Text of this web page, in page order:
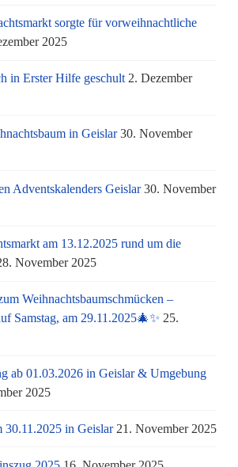
sorgte für vorweihnachtliche
2025
in Erster Hilfe geschult 2. Dezember
in Geislar 30. November
Adventskalenders Geislar 30. November
am 13.12.2025 rund um die
November 2025
Weihnachtsbaumschmücken –
Samstag, am 29.11.2025🎄✨ 25.
ab 01.03.2026 in Geislar & Umgebung
2025
30.11.2025 in Geislar 21. November 2025